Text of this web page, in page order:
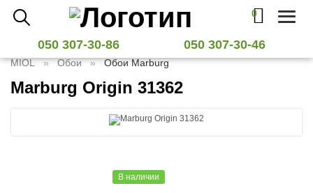
0
Toggle
050 307-30-86 050 307-30-46
MIOL Обои Обои Marburg
Marburg Origin 31362
В наличии